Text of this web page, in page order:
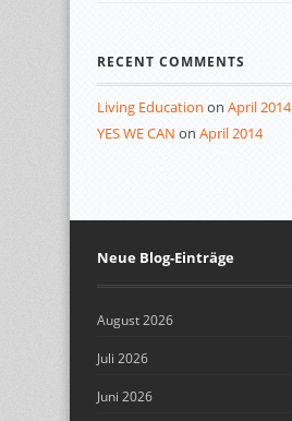
RECENT COMMENTS
Living Education on April 2014
YES WE CAN on April 2014
Neue Blog-Einträge
August 2026
Juli 2026
Juni 2026